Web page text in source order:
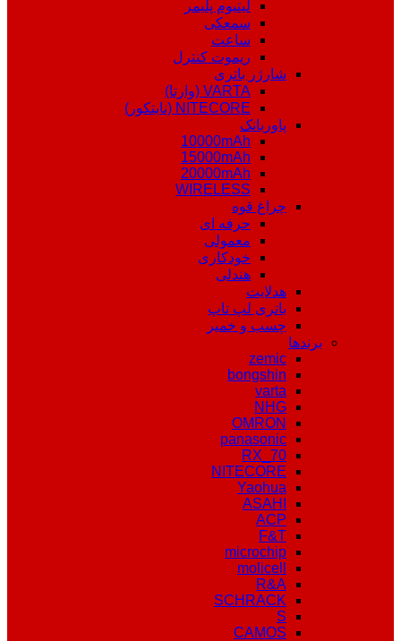
لیتیوم پلیمر
سمعکی
ساعت
ریموت کنترل
شارژر باتری
VARTA (وارتا)
NITECORE (نایتکور)
پاوربانک
10000mAh
15000mAh
20000mAh
WIRELESS
چراغ قوه
حرفه ای
معمولی
خودکاری
هندلی
هدلایت
باتری لپ تاپ
چسب و خمیر
برندها
zemic
bongshin
varta
NHG
OMRON
panasonic
RX_70
NITECORE
Yaohua
ASAHI
ACP
F&T
microchip
molicell
R&A
SCHRACK
S
CAMOS